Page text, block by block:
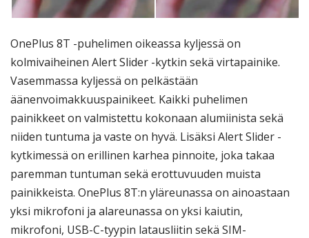
OnePlus 8T -puhelimen oikeassa kyljessä on
kolmivaiheinen Alert Slider -kytkin sekä virtapainike.
Vasemmassa kyljessä on pelkästään
äänenvoimakkuuspainikeet. Kaikki puhelimen
painikkeet on valmistettu kokonaan alumiinista sekä
niiden tuntuma ja vaste on hyvä. Lisäksi Alert Slider -
kytkimessä on erillinen karhea pinnoite, joka takaa
paremman tuntuman sekä erottuvuuden muista
painikkeista. OnePlus 8T:n yläreunassa on ainoastaan
yksi mikrofoni ja alareunassa on yksi kaiutin,
mikrofoni, USB-C-tyypin latausliitin sekä SIM-